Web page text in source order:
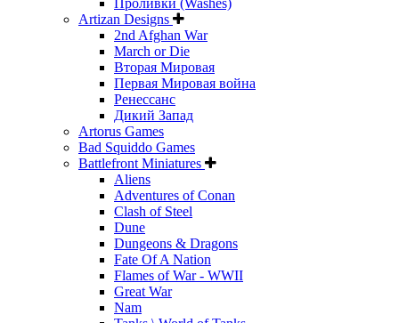
Проливки (Washes)
Artizan Designs
2nd Afghan War
March or Die
Вторая Мировая
Первая Мировая война
Ренессанс
Дикий Запад
Artorus Games
Bad Squiddo Games
Battlefront Miniatures
Aliens
Adventures of Conan
Clash of Steel
Dune
Dungeons & Dragons
Fate Of A Nation
Flames of War - WWII
Great War
Nam